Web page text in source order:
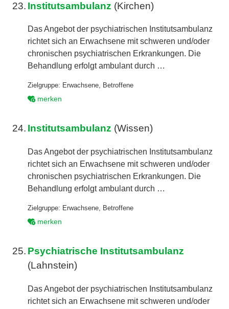
23. Institutsambulanz (Kirchen)
Das Angebot der psychiatrischen Institutsambulanz
richtet sich an Erwachsene mit schweren und/oder
chronischen psychiatrischen Erkrankungen. Die
Behandlung erfolgt ambulant durch …
Zielgruppe: Erwachsene, Betroffene
merken
24. Institutsambulanz (Wissen)
Das Angebot der psychiatrischen Institutsambulanz
richtet sich an Erwachsene mit schweren und/oder
chronischen psychiatrischen Erkrankungen. Die
Behandlung erfolgt ambulant durch …
Zielgruppe: Erwachsene, Betroffene
merken
25. Psychiatrische Institutsambulanz
(Lahnstein)
Das Angebot der psychiatrischen Institutsambulanz
richtet sich an Erwachsene mit schweren und/oder